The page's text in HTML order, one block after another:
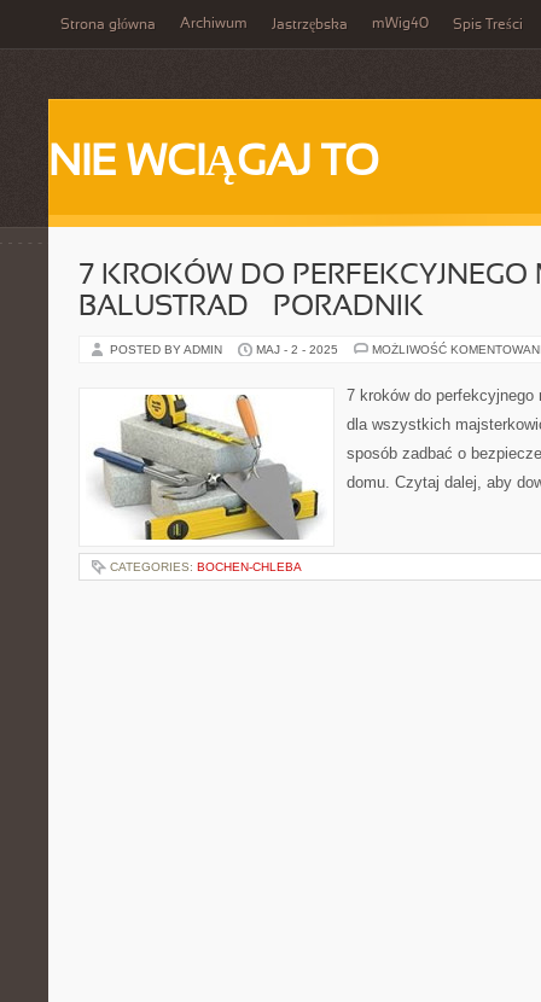
Strona główna Archiwum Jastrzębska mWig40 Spis Treści
NIE WCIĄGAJ TO
7 KROKÓW DO
BALUSTRAD – PORADNIK
POSTED BY ADMIN MAJ - 2 - 2025 MOŻLIWOŚĆ
7 kroków do perfekcyjnego
dla wszystkich
sposób zadbać o
domu. Czytaj dalej, aby
CATEGORIES: BOCHEN-CHLEBA